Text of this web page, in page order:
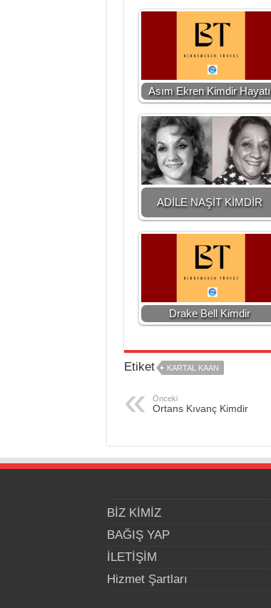
Asım Ekren Kimdir Hayatı
ADİLE NAŞİT KİMDİR
Drake Bell Kimdir
Etiket KARTAL KAAN
Önceki
Ortans Kıvanç Kimdir
BİZ KİMİZ
BAĞIŞ YAP
İLETİŞİM
Hizmet Şartları